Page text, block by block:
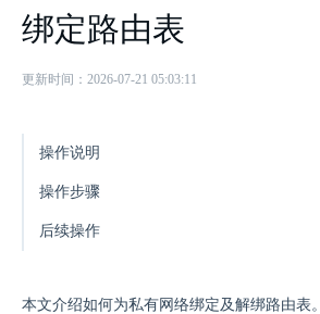
绑定路由表
更新时间：2026-07-21 05:03:11
操作说明
操作步骤
后续操作
本文介绍如何为私有网络绑定及解绑路由表。